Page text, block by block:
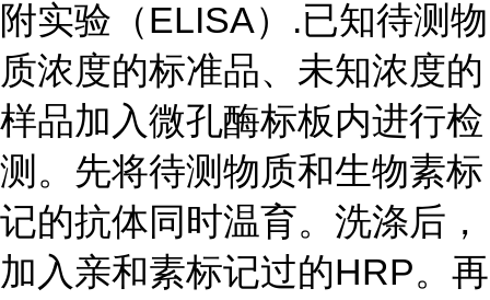
附实验（ELISA）.已知待测物
质浓度的标准品、未知浓度的
样品加入微孔酶标板内进行检
测。先将待测物质和生物素标
记的抗体同时温育。洗涤后，
加入亲和素标记过的HRP。再